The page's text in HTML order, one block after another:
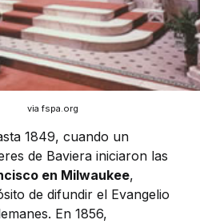
via fspa.org
1849, cuando un
de Baviera iniciaron las
en Milwaukee,
de difundir el Evangelio
En 1856,